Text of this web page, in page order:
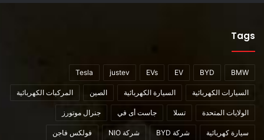
Tags
BMW
BYD
EV
EVs
justev
Tesla
السيارات الكهربائية السيارة الكهربائية الصين المركبات الكهربائية
الولايات المتحدة تسلا جاست أى في جنرال موتورز
سيارة كهربائية شركة BYD شركة NIO فولكس فاجن